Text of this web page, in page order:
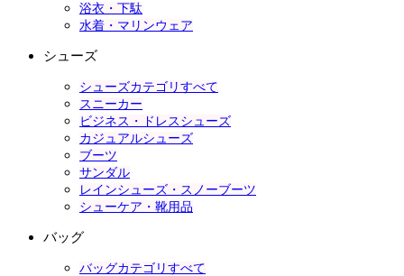
浴衣・下駄
水着・マリンウェア
シューズ
シューズカテゴリすべて
スニーカー
ビジネス・ドレスシューズ
カジュアルシューズ
ブーツ
サンダル
レインシューズ・スノーブーツ
シューケア・靴用品
バッグ
バッグカテゴリすべて